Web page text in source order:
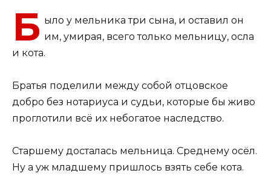
Б ыло у мельника три сына, и оставил он
им, умирая, всего только мельницу, осла
и кота.
Братья поделили между собой отцовское
добро без нотариуса и судьи, которые бы живо
проглотили всё их небогатое наследство.
Старшему досталась мельница. Среднему осёл.
Ну а уж младшему пришлось взять себе кота.